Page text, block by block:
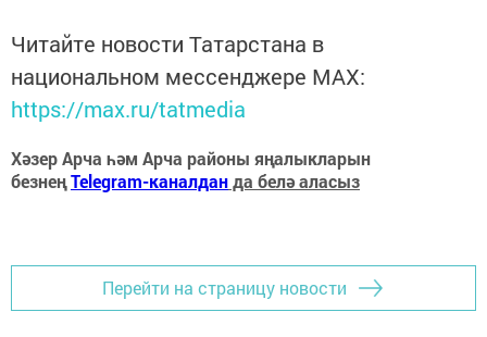
Читайте новости Татарстана в
национальном мессенджере MАХ:
https://max.ru/tatmedia
Хәзер Арча һәм Арча районы яңалыкларын
безнеңTelegram-каналданда белә аласыз
Перейти на страницу новости